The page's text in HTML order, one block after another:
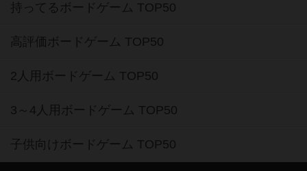
持ってるボードゲーム TOP50
高評価ボードゲーム TOP50
2人用ボードゲーム TOP50
3～4人用ボードゲーム TOP50
子供向けボードゲーム TOP50